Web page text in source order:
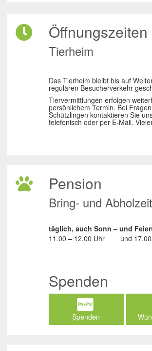
Öffnungszeiten
Tierheim
Das Tierheim bleibt bis auf
regulären Besucherverkehr
Tiervermittlungen erfolgen
persönlichem Termin. Bei
Schützlingen kontaktieren Sie
telefonisch oder per E-Mail.
Pension
Bring- und
täglich, auch Sonn – und
11.00 – 12.00 Uhr
und
Spenden
Spenden